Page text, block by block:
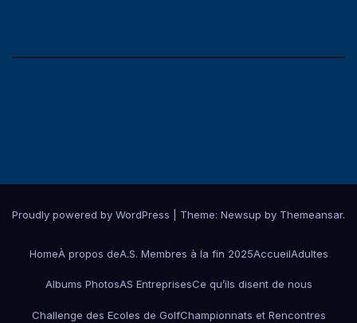
Proudly powered by WordPress Theme: Newsup by Themeansar.
HomeÀ propos deA.S. Membres à la fin 2025AccueilAdultes
Albums PhotosAS EntreprisesCe qu’ils disent de nous
Challenge des Ecoles de GolfChampionnats et Rencontres